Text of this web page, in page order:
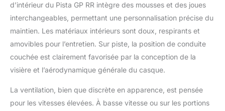
d’intérieur du Pista GP RR intègre des mousses et des joues
interchangeables, permettant une personnalisation précise du
maintien. Les matériaux intérieurs sont doux, respirants et
amovibles pour l’entretien. Sur piste, la position de conduite
couchée est clairement favorisée par la conception de la
visière et l’aérodynamique générale du casque.
La ventilation, bien que discrète en apparence, est pensée
pour les vitesses élevées. À basse vitesse ou sur les portions